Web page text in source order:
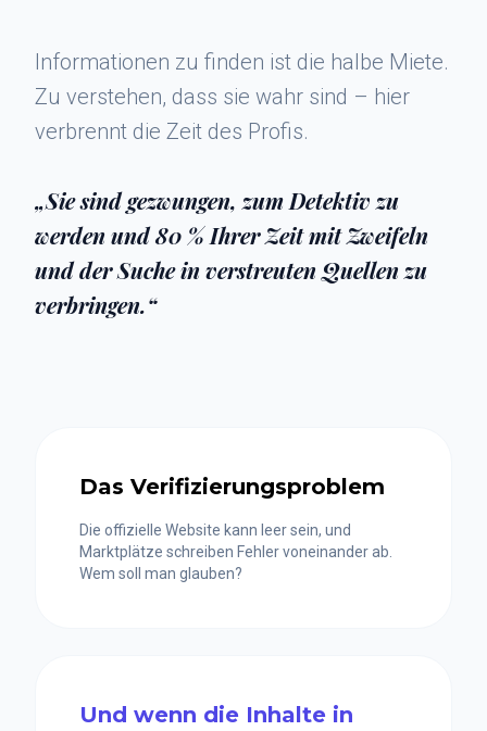
Informationen zu finden ist die halbe Miete.
Zu verstehen, dass sie wahr sind – hier
verbrennt die Zeit des Profis.
„Sie sind gezwungen, zum Detektiv zu
werden und 80 % Ihrer Zeit mit Zweifeln
und der Suche in verstreuten Quellen zu
verbringen.“
Das Verifizierungsproblem
Die offizielle Website kann leer sein, und
Marktplätze schreiben Fehler voneinander ab.
Wem soll man glauben?
Und wenn die Inhalte in